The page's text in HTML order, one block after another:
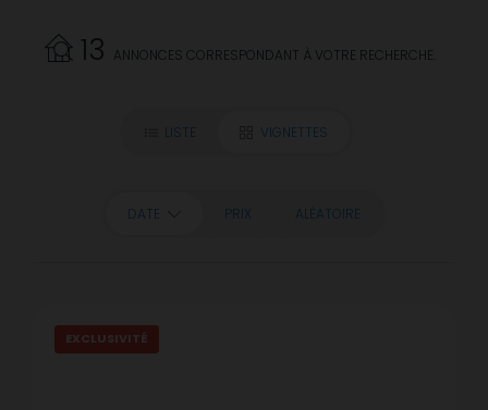
13 ANNONCES CORRESPONDANT À VOTRE RECHERCHE.
LISTE VIGNETTES
DATE PRIX ALÉATOIRE
EXCLUSIVITÉ